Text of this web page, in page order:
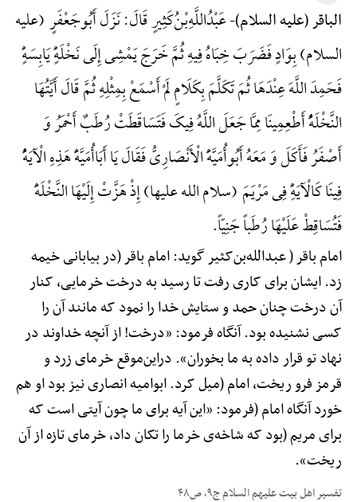
الباقر (علیه السلام)-عَبْدُ‌اللَّهِ‌بْنُ‌کَثِیرٍ قَالَ: نَزَلَ أَبُوجَعْفَرٍ (علیه
السلام) بِوَادٍ فَضَرَبَ خِبَاهُ فِیهِ ثُمَّ خَرَجَ یَمْشِی إِلَی نَخْلَهًٍْ یَابِسَهًٍْ
فَحَمِدَ اللَّهَ عِنْدَهَا ثُمَ تَکَلَّمَ بِکَلَامٍ لَمْ أَسْمَعْ بِمِثْلِهِ ثُمَّ قَالَ أَیَّتُهَا
النَّخْلَهًُْ أَطْعِمِینَا مِمَّا جَعَلَ اللَّهُ فِیکَ فَتَسَاقَطَتْ رُطَبٌ أَحْمَرُ وَ
أَصْفَرُ فَأَکَلَ وَ مَعَهُ أَبُوأُمَیَّهًَْ الْأَنْصَارِیُّ فَقَالَ یَا أَبَاأُمَیَّهًَْ هَذِهِ الْآیَهًُْ
فِینَا کَالْآیَهًِْ فِی مَرْیَمَ (سلام الله علیها) إِذْ هَزَّتْ إِلَیْهَا النَّخْلَهًَْ
فَتُسَاقِطْ عَلَیْهَا رُطَباً جَنِیّاً.
امام باقر ( عبدالله‌بن‌کثیر گوید: امام باقر (در بیابانی خیمه
زد. ایشان برای کاری رفت تا رسید به درخت خرمایی، کنار
آن درخت چنان حمد و ستایش خدا را نمود که مانند آن را
کسی نشنیده بود. آنگاه فرمود: «درخت! از آنچه خداوند در
نهاد تو قرار داده به ما بخوران». دراین‌موقع خرمای زرد و
قرمز فرو ریخت، امام (میل کرد. ابوامیه انصاری نیز بود او هم
خورد آنگاه امام (فرمود: «این آیه برای ما چون آیتی است که
برای مریم (بود که شاخه‌ی خرما را تکان داد، خرمای تازه از آن
ریخت».
تفسیر اهل بیت علیهم السلام ج۹، ص۴۸